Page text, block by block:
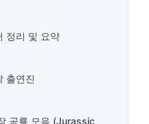
정리 및 요약
출연진
공룡 모음 (Jurassic